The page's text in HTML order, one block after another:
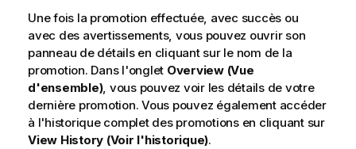
Une fois la promotion effectuée, avec succès ou
avec des avertissements, vous pouvez ouvrir son
panneau de détails en cliquant sur le nom de la
promotion. Dans l'onglet Overview (Vue
d'ensemble), vous pouvez voir les détails de votre
dernière promotion. Vous pouvez également accéder
à l'historique complet des promotions en cliquant sur
View History (Voir l'historique).